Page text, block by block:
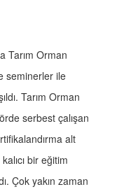
Tarım Orman
seminerler ile
Tarım Orman
serbest çalışan
alt
bir eğitim
Çok yakın zaman